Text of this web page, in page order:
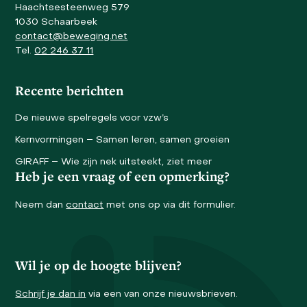
Haachtsesteenweg 579
1030 Schaarbeek
contact@beweging.net
Tel.02 246 37 11
Recente berichten
De nieuwe spelregels voor vzw’s
Kernvormingen – Samen leren, samen groeien
GIRAFF – Wie zijn nek uitsteekt, ziet meer
Heb je een vraag of een opmerking?
Neem dancontact met ons op via dit formulier.
Wil je op de hoogte blijven?
Schrijf je dan in via een van onze nieuwsbrieven.